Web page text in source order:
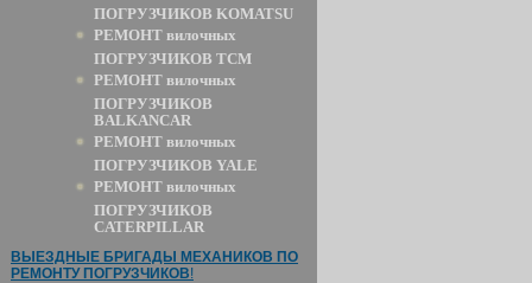
ПОГРУЗЧИКОВ KOMATSU
РЕМОНТ вилочных
ПОГРУЗЧИКОВ TCM
РЕМОНТ вилочных
ПОГРУЗЧИКОВ
BALKANCAR
РЕМОНТ вилочных
ПОГРУЗЧИКОВ YALE
РЕМОНТ вилочных
ПОГРУЗЧИКОВ
CATERPILLAR
ВЫЕЗДНЫЕ БРИГАДЫ МЕХАНИКОВ ПО
РЕМОНТУ ПОГРУЗЧИКОВ!